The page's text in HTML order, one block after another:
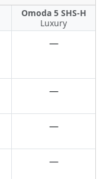
Omoda 5 SHS-H
Luxury
—
—
—
—